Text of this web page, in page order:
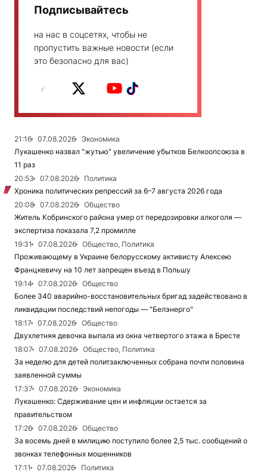
Подписывайтесь
на нас в соцсетях, чтобы не
пропустить важные новости (если
это безопасно для вас)
21:16 07.08.2026
Экономика
Лукашенко назвал "жутью" увеличение убытков Белкоопсоюза в
11 раз
20:53
07.08.2026
Политика
Хроника политических репрессий за 6–7 августа 2026 года
20:08
07.08.2026
Общество
Житель Кобринского района умер от передозировки алкоголя —
экспертиза показала 7,2 промилле
19:31
07.08.2026
Общество, Политика
Проживающему в Украине белорусскому активисту Алексею
Францкевичу на 10 лет запрещен въезд в Польшу
19:14
07.08.2026
Общество
Более 340 аварийно-восстановительных бригад задействовано в
ликвидации последствий непогоды — "Белэнерго"
18:17
07.08.2026
Общество
Двухлетняя девочка выпала из окна четвертого этажа в Бресте
18:07
07.08.2026
Общество, Политика
За неделю для детей политзаключенных собрана почти половина
заявленной суммы
17:37
07.08.2026
Экономика
Лукашенко: Сдерживание цен и инфляции остается за
правительством
17:26
07.08.2026
Общество
За восемь дней в милицию поступило более 2,5 тыс. сообщений о
звонках телефонных мошенников
17:11
07.08.2026
Политика